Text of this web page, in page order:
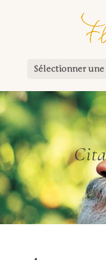
Sélectionner une